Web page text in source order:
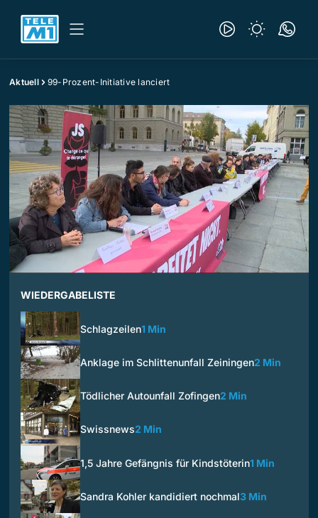
Aktuell 99-Prozent-Initiative lanciert
WIEDERGABELISTE
Schlagzeilen1 Min
Anklage im Schlittenunfall Zeiningen2 Min
Tödlicher Autounfall Zofingen2 Min
Swissnews2 Min
1,5 Jahre Gefängnis für Kindstöterin1 Min
Sandra Kohler kandidiert nochmal3 Min